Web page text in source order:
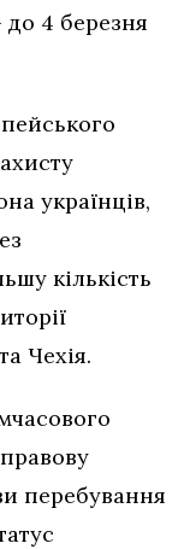
4 березня
українців,
кількість
Чехія.
перебування